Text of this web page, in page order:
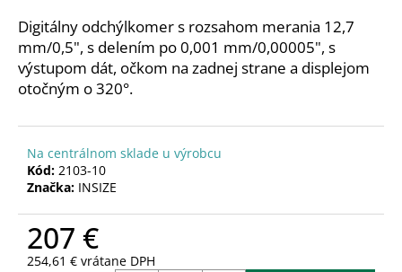
Digitálny odchýlkomer s rozsahom merania 12,7
mm/0,5", s delením po 0,001 mm/0,00005", s
výstupom dát, očkom na zadnej strane a displejom
otočným o 320°.
Na centrálnom sklade u výrobcu
Kód: 2103-10
Značka: INSIZE
207 €
254,61 € vrátane DPH
HĽADAŤ
O
p
o
ú
a